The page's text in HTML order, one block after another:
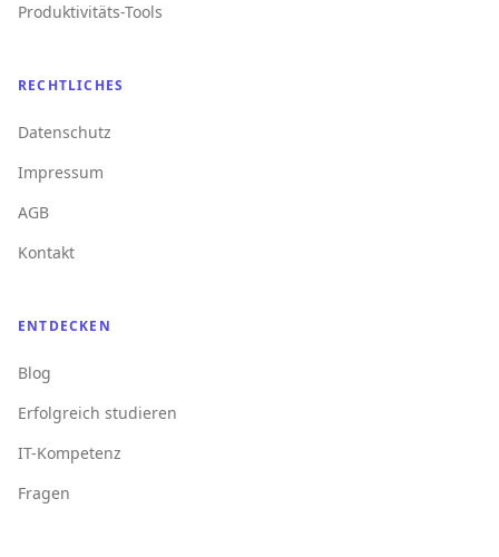
Produktivitäts-Tools
RECHTLICHES
Datenschutz
Impressum
AGB
Kontakt
ENTDECKEN
Blog
Erfolgreich studieren
IT-Kompetenz
Fragen